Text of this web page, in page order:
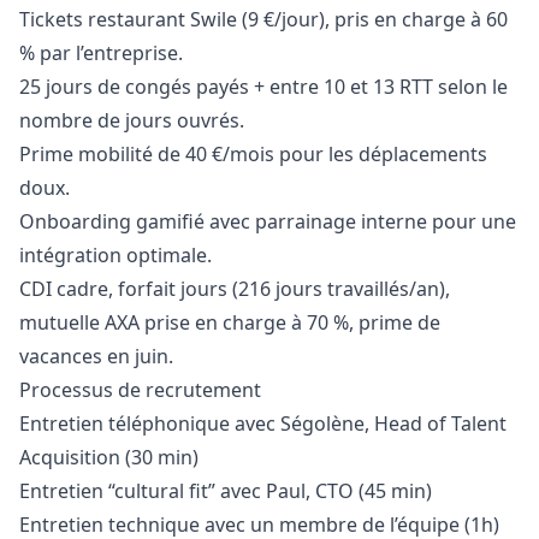
Tickets restaurant Swile (9 €/jour), pris en charge à 60
% par l’entreprise.
25 jours de congés payés + entre 10 et 13 RTT selon le
nombre de jours ouvrés.
Prime mobilité de 40 €/mois pour les déplacements
doux.
Onboarding gamifié avec parrainage interne pour une
intégration optimale.
CDI cadre, forfait jours (216 jours travaillés/an),
mutuelle AXA prise en charge à 70 %, prime de
vacances en juin.
Processus de recrutement
Entretien téléphonique avec Ségolène, Head of Talent
Acquisition (30 min)
Entretien “cultural fit” avec Paul, CTO (45 min)
Entretien technique avec un membre de l’équipe (1h)